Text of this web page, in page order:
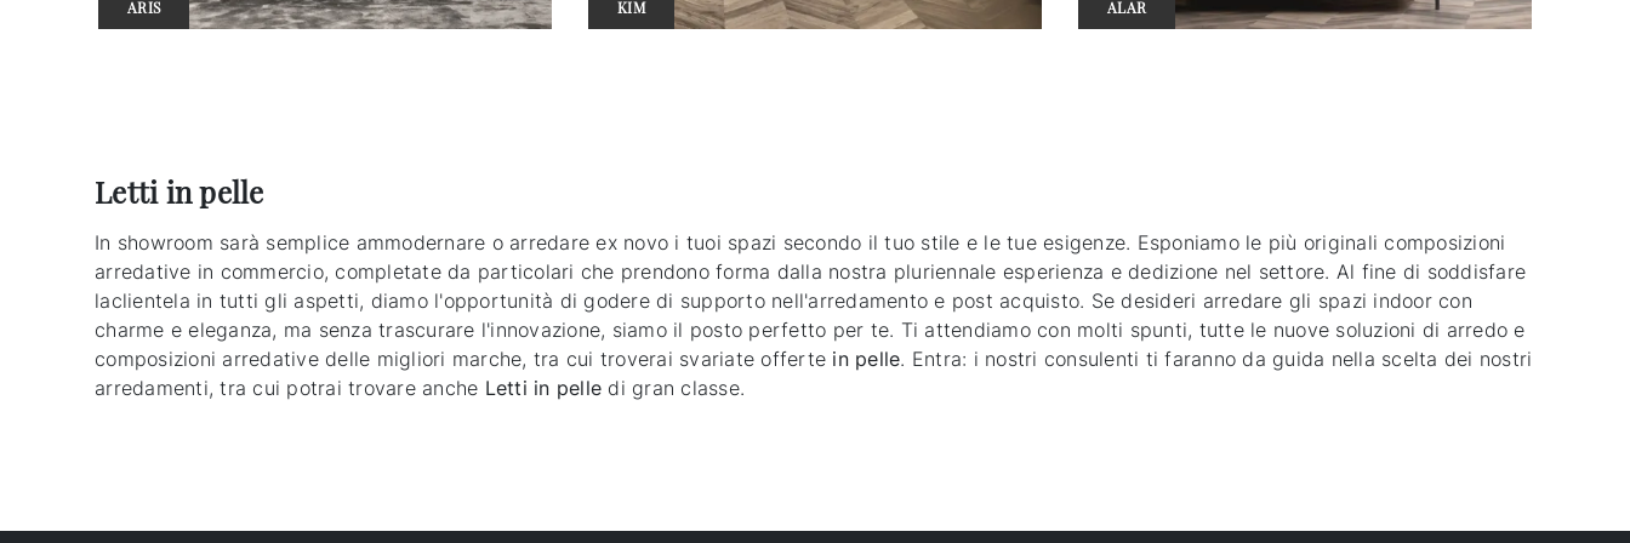
ARIS KIM ALAR
Letti in pelle
In showroom sarà semplice ammodernare o arredare ex novo i tuoi spazi secondo il tuo stile e le tue esigenze. Esponiamo le più originali composizioni
arredative in commercio, completate da particolari che prendono forma dalla nostra pluriennale esperienza e dedizione nel settore. Al fine di soddisfare
laclientela in tutti gli aspetti, diamo l'opportunità di godere di supporto nell'arredamento e post acquisto. Se desideri arredare gli spazi indoor con
charme e eleganza, ma senza trascurare l'innovazione, siamo il posto perfetto per te. Ti attendiamo con molti spunti, tutte le nuove soluzioni di arredo e
composizioni arredative delle migliori marche, tra cui troverai svariate offerte in pelle. Entra: i nostri consulenti ti faranno da guida nella scelta dei nostri
arredamenti, tra cui potrai trovare anche Letti in pelle di gran classe.